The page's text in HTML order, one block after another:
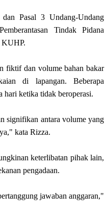
Pasal 3 Undang-Undang
Tindak Pidana
KUHP.
fiktif dan volume bahan bakar
di lapangan. Beberapa
hari ketika tidak beroperasi.
signifikan antara volume yang
kata Rizza.
keterlibatan pihak lain,
pengadaan.
jawaban anggaran,"